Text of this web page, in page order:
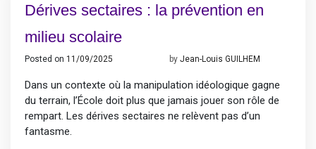
Dérives sectaires : la prévention en
milieu scolaire
Posted on 11/09/2025 by Jean-Louis GUILHEM
Dans un contexte où la manipulation idéologique gagne
du terrain, l’École doit plus que jamais jouer son rôle de
rempart. Les dérives sectaires ne relèvent pas d’un
fantasme.